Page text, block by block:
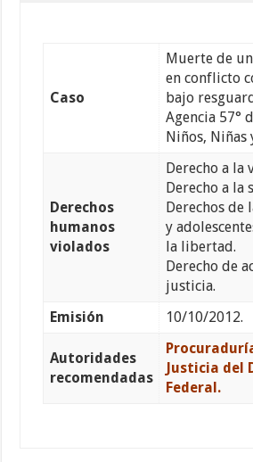
Caso
Muerte de
en conflicto
bajo
Agencia 57°
Niños, Niñas
Derechos
humanos
violados
Derecho a la
Derecho a la
Derechos de
y
la libertad.
Derecho de
justicia.
Emisión
10/10/2012.
Autoridades
recomendadas
Justicia del
Federal.